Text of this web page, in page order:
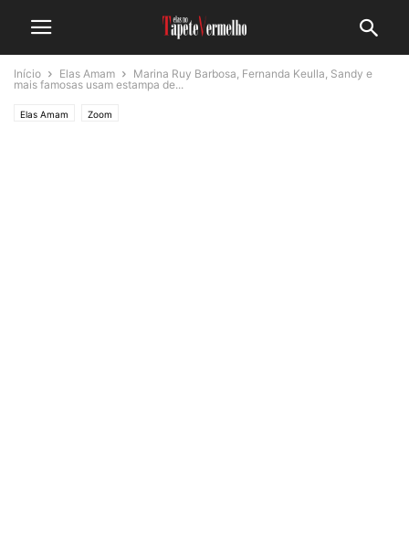
Início Elas Amam
Marina Ruy Barbosa, Fernanda Keulla, Sandy e
mais famosas usam estampa de...
Elas Amam Zoom